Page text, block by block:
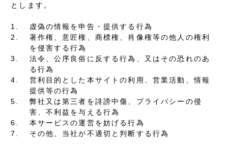
とします。
1.
虚偽の情報を申告・提供する行為
2.
著作権、意匠権、商標権、肖像権等の他人の権利
を侵害する行為
3.
法令、公序良俗に反する行為、又はその恐れのあ
る行為
4.
営利目的とした本サイトの利用、営業活動、情報
提供等の行為
5.
弊社又は第三者を誹謗中傷、プライバシーの侵
害、不利益を与える行為
6.
本サービスの運営を妨げる行為
7.
その他、当社が不適切と判断する行為